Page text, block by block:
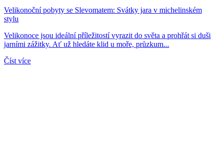
Velikonoční pobyty se Slevomatem: Svátky jara v michelinském
stylu
Velikonoce jsou ideální příležitostí vyrazit do světa a prohřát si duši
jarními zážitky. Ať už hledáte klid u moře, průzkum...
Číst více